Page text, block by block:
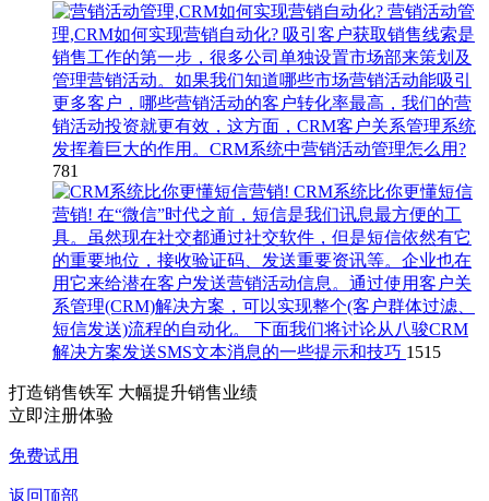
营销活动管
理,CRM如何实现营销自动化? 吸引客户获取销售线索是
销售工作的第一步，很多公司单独设置市场部来策划及
管理营销活动。如果我们知道哪些市场营销活动能吸引
更多客户，哪些营销活动的客户转化率最高，我们的营
销活动投资就更有效，这方面，CRM客户关系管理系统
发挥着巨大的作用。CRM系统中营销活动管理怎么用?
781
CRM系统比你更懂短信
营销! 在“微信”时代之前，短信是我们讯息最方便的工
具。虽然现在社交都通过社交软件，但是短信依然有它
的重要地位，接收验证码、发送重要资讯等。企业也在
用它来给潜在客户发送营销活动信息。通过使用客户关
系管理(CRM)解决方案，可以实现整个(客户群体过滤、
短信发送)流程的自动化。 下面我们将讨论从八骏CRM
解决方案发送SMS文本消息的一些提示和技巧 1515
打造销售铁军 大幅提升销售业绩
立即注册体验
免费试用
返回顶部